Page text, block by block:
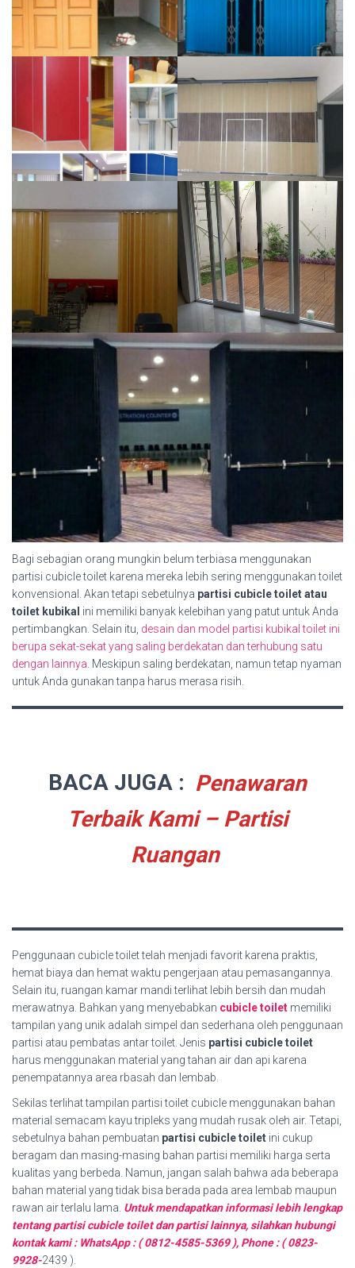
Bagi sebagian orang mungkin belum terbiasa menggunakan
partisi cubicle toilet karena mereka lebih sering menggunakan toilet
konvensional. Akan tetapi sebetulnya partisi cubicle toilet atau
toilet kubikal ini memiliki banyak kelebihan yang patut untuk Anda
pertimbangkan. Selain itu, desain dan model partisi kubikal toilet ini
berupa sekat-sekat yang saling berdekatan dan terhubung satu
dengan lainnya. Meskipun saling berdekatan, namun tetap nyaman
untuk Anda gunakan tanpa harus merasa risih.
BACA JUGA : Penawaran
Terbaik Kami – Partisi
Ruangan
Penggunaan cubicle toilet telah menjadi favorit karena praktis,
hemat biaya dan hemat waktu pengerjaan atau pemasangannya.
Selain itu, ruangan kamar mandi terlihat lebih bersih dan mudah
merawatnya. Bahkan yang menyebabkan cubicle toilet memiliki
tampilan yang unik adalah simpel dan sederhana oleh penggunaan
partisi atau pembatas antar toilet. Jenis partisi cubicle toilet
harus menggunakan material yang tahan air dan api karena
penempatannya area rbasah dan lembab.
Sekilas terlihat tampilan partisi toilet cubicle menggunakan bahan
material semacam kayu tripleks yang mudah rusak oleh air. Tetapi,
sebetulnya bahan pembuatan partisi cubicle toilet ini cukup
beragam dan masing-masing bahan partisi memiliki harga serta
kualitas yang berbeda. Namun, jangan salah bahwa ada beberapa
bahan material yang tidak bisa berada pada area lembab maupun
rawan air terlalu lama. Untuk mendapatkan informasi lebih lengkap
tentang partisi cubicle toilet dan partisi lainnya, silahkan hubungi
kontak kami : WhatsApp : ( 0812-4585-5369 ), Phone : ( 0823-
9928-2439 ).